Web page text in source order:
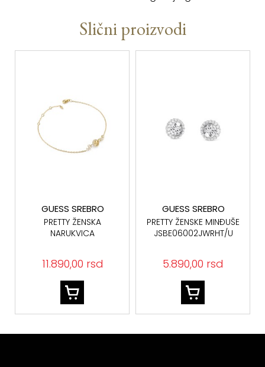
Slični proizvodi
GUESS SREBRO
PRETTY ŽENSKA
NARUKVICA
11.890,00 rsd
GUESS SREBRO
PRETTY ŽENSKE MINĐUŠE
JSBE06002JWRHT/U
5.890,00 rsd